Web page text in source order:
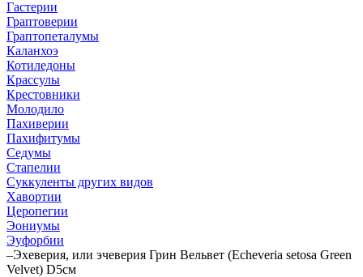
Гастерии
Граптоверии
Граптопеталумы
Каланхоэ
Котиледоны
Крассулы
Крестовники
Молодило
Пахиверии
Пахифитумы
Седумы
Стапелии
Суккуленты других видов
Хавортии
Церопегии
Эониумы
Эуфорбии
–Эхеверия, или эчеверия Грин Вельвет (Echeveria setosa Green
Velvet) D5см